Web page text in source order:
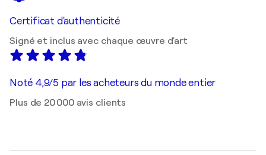
Certificat d'authenticité
Signé et inclus avec chaque œuvre d'art
Noté 4,9/5 par les acheteurs du monde entier
Plus de 20 000 avis clients